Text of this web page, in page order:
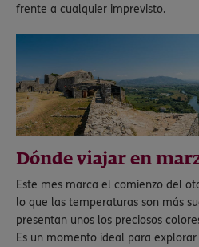
frente a cualquier imprevisto.
Dónde viajar en
Este mes marca el comienzo del
lo que las temperaturas son más
presentan unos los preciosos
Es un momento ideal para